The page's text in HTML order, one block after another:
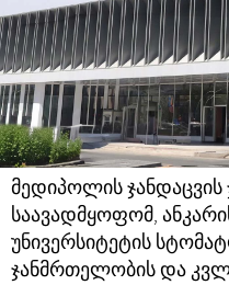
მედიპოლის
საავადმყოფომ,
უნივერსიტეტის
ჯანმრთელობის და